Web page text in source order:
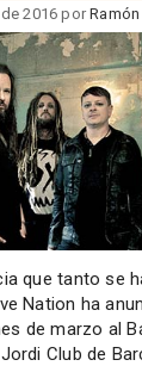
2016 porRamón
que tanto se
Nation ha
de marzo al
Club de